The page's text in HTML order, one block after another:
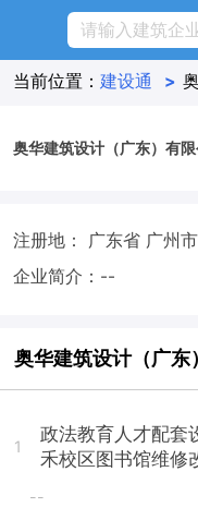
当前位置： 建设通 >
奥华建筑设计（广东）有限
注册地： 广东省 广州市
企业简介：--
奥华建筑设计（广
1
政法教育人才配套
禾校区图书馆维修
--